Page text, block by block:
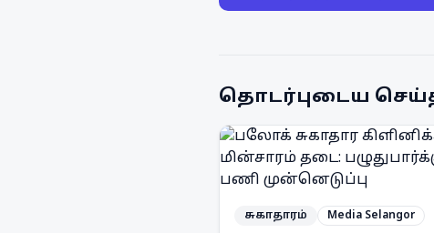
தொடர்புடைய
சுகாதாரம் Media Selangor